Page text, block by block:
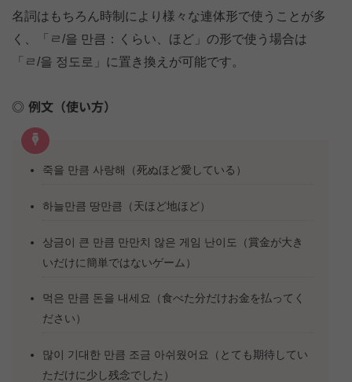
名詞はもちろん時制により様々な連体形で使うことが多
く、「ㄹ/을 만큼：くらい、ほど」の形で使う場合は
「ㄹ/을 정도로」に置き換えが可能です。
例文（使い方）
죽을 만큼 사랑해（死ぬほど愛している）
하늘만큼 땅만큼（天ほど地ほど）
상금이 큰 만큼 만만치 않은 게임 난이도（賞金が大き
いだけに簡単ではないゲーム）
먹은 만큼 돈을 내세요（食べた分だけお金を払ってく
ださい）
많이 기대한 만큼 조금 아쉬웠어요（とても期待してい
ただけに少し残念でした）